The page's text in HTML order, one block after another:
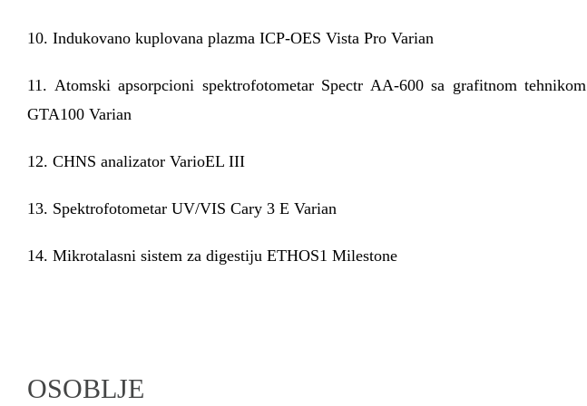
10. Indukovano kuplovana plazma ICP-OES Vista Pro Varian
11. Atomski apsorpcioni spektrofotometar Spectr AA-600 sa grafitnom tehnikom
GTA100 Varian
12. CHNS analizator VarioEL III
13. Spektrofotometar UV/VIS Cary 3 E Varian
14. Mikrotalasni sistem za digestiju ETHOS1 Milestone
OSOBLJE